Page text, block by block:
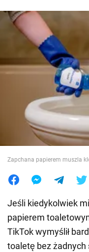
Polityka
Społeczeństwo
Wojna na Ukrainie
Jedzenie
Zapchana papierem muszla
Jeśli kiedykolwiek
papierem
TikTok wymyślił
toaletę bez żadnych